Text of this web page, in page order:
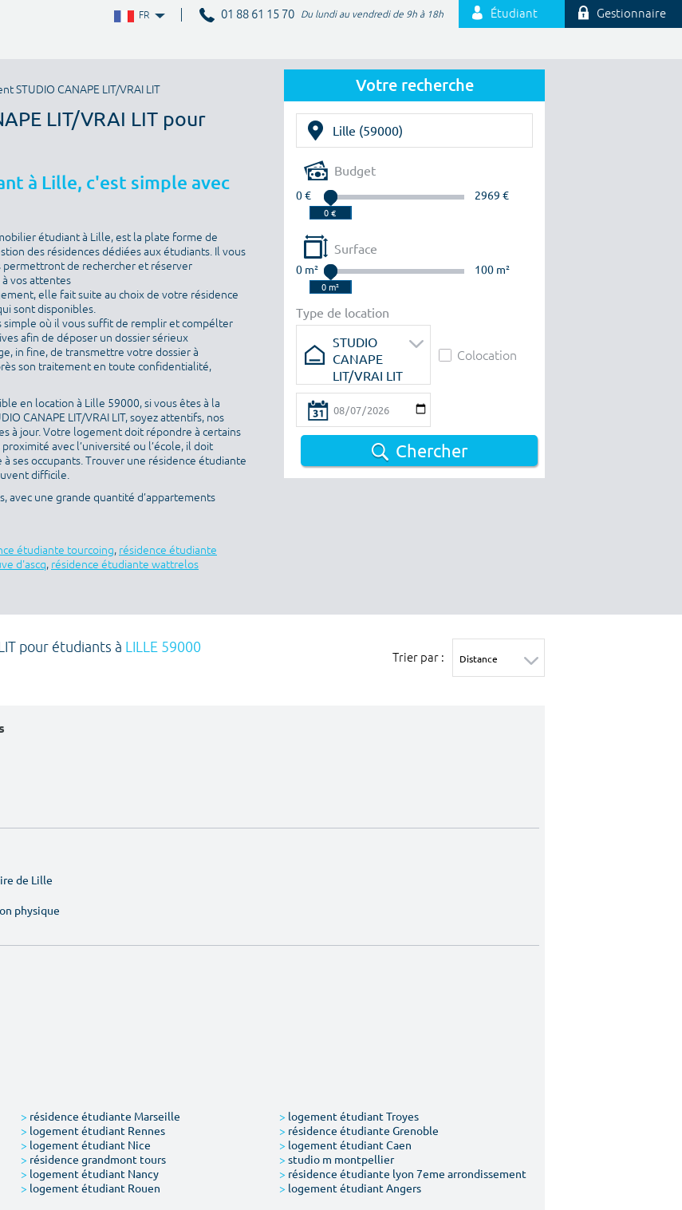
FR 01 88 61 15 70 Du lundi au vendredi de 9h à 18h Étudiant Gestionnaire
Votre recherche
Budget
0 € 2969 €
Surface
0 m² 100 m²
Type de location
STUDIO
CANAPE
LIT/VRAI LIT
Colocation
Chercher
STUDIO CANAPE LIT/VRAI LIT
LIT/VRAI LIT pour
à Lille, c'est simple avec
étudiant à Lille, est la plate forme de
des résidences dédiées aux étudiants. Il vous
permettront de rechercher et réserver
vos attentes
elle fait suite au choix de votre résidence
sont disponibles.
simple où il vous suffit de remplir et compélter
afin de déposer un dossier sérieux
in fine, de transmettre votre dossier à
son traitement en toute confidentialité,
en location à Lille 59000, si vous êtes à la
CANAPE LIT/VRAI LIT, soyez attentifs, nos
à jour. Votre logement doit répondre à certains
avec l’université ou l’école, il doit
ses occupants. Trouver une résidence étudiante
difficile.
avec une grande quantité d’appartements
étudiante tourcoing, résidence étudiante
d'ascq, résidence étudiante wattrelos
pour étudiants à LILLE 59000
Trier par :
de Lille
physique
> résidence étudiante Marseille > logement étudiant Troyes
> logement étudiant Rennes > résidence étudiante Grenoble
> logement étudiant Nice > logement étudiant Caen
> résidence grandmont tours > studio m montpellier
> logement étudiant Nancy > résidence étudiante lyon 7eme arrondissement
> logement étudiant Rouen > logement étudiant Angers